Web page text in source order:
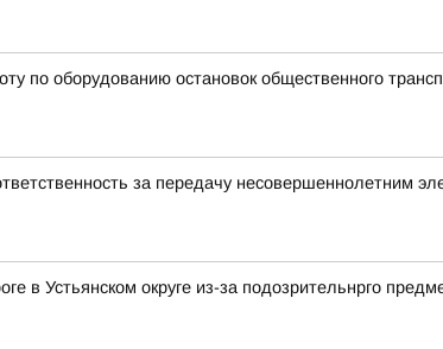
по оборудованию остановок общественного
за передачу несовершеннолетним
в Устьянском округе из-за подозрительнрго